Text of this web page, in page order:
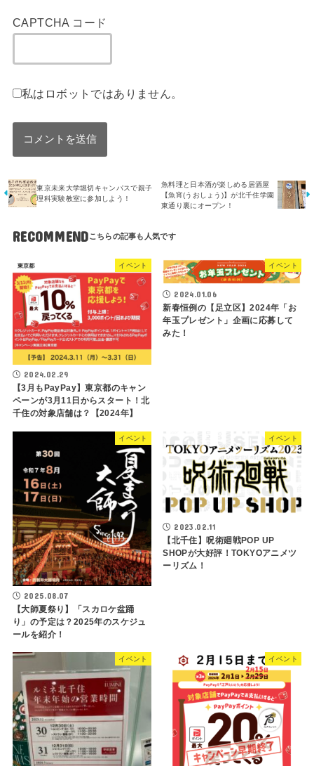
CAPTCHA コード
私はロボットではありません。
東京未来大学堀切キャンパスで親子
理科実験教室に参加しよう！
魚料理と日本酒が楽しめる居酒屋
【魚宵(うおしょう)】が北千住学園
東通り裏にオープン！
RECOMMEND
イベント
2024.02.29
【3月もPayPay】東京都のキャン
ペーンが3月11日からスタート！北
千住の対象店舗は？【2024年】
イベント
2024.01.06
新春恒例の【足立区】2024年「お
年玉プレゼント」企画に応募して
みた！
イベント
2025.08.07
【大師夏祭り】「スカロケ盆踊
り」の予定は？2025年のスケジュ
ールを紹介！
イベント
2023.02.11
【北千住】呪術廻戦POP UP
SHOPが大好評！TOKYOアニメツ
ーリズム！
イベント イベント